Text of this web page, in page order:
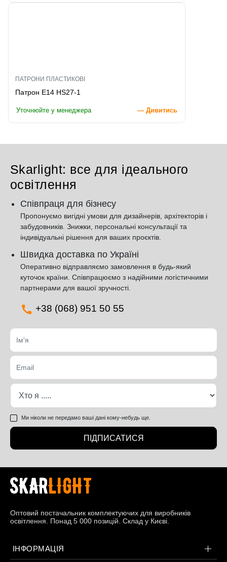
ПАТРОНИ ПЛАСТИКОВІ
Патрон E14 HS27-1
Уточнюйте у менеджера — Дивитись
Skarlight: все для ідеального
освітлення
Співпраця для бізнесу
Пропонуємо вигідні умови для дизайнерів, архітекторів і
забудовників. Знижки, персональні консультації та
індивідуальні рішення для ваших проєктів.
Швидка доставка по Україні
Оперативно відправляємо замовлення в будь-який
куточок країни. Співпрацюємо з надійними логістичними
партнерами для вашої зручності.
+38 (068) 951 50 55
Ми ніколи не передамо ваші дані кому-небудь ще.
ПІДПИСАТИСЯ
Оптовий постачальник комплектуючих для виробників
освітлення. Понад 5 000 позицій. Склад у Києві.
ІНФОРМАЦІЯ